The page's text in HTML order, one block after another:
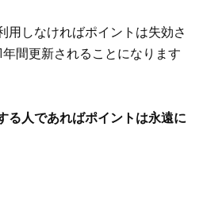
用しなければポイントは失効さ
間更新されることになります
る人であればポイントは永遠に